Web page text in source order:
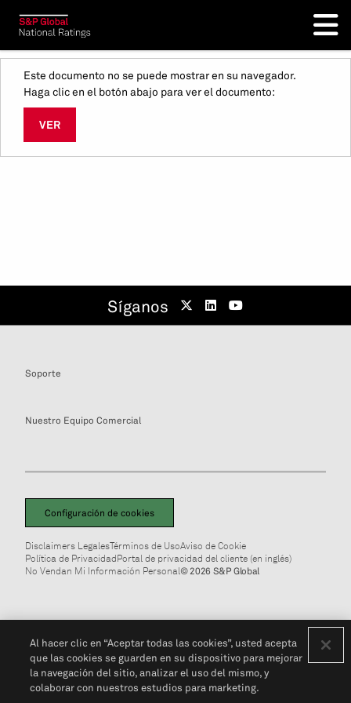
Este documento no se puede mostrar en su navegador.
Haga clic en el botón abajo para ver el documento:
VER
Síganos
Soporte
Nuestro Equipo Comercial
Configuración de cookies
Disclaimers LegalesTérminos de UsoAviso de Cookie
Política de PrivacidadPortal de privacidad del cliente (en inglés)
No Vendan Mi Información Personal© 2026 S&P Global
Al hacer clic en “Aceptar todas las cookies”, usted acepta
que las cookies se guarden en su dispositivo para mejorar
la navegación del sitio, analizar el uso del mismo, y
colaborar con nuestros estudios para marketing.